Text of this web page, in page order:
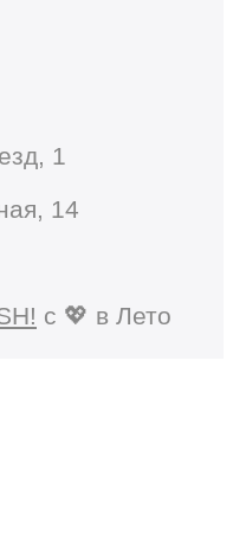
1
14
c 💖 в Лето